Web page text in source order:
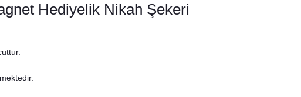
Hediyelik Nikah Şekeri